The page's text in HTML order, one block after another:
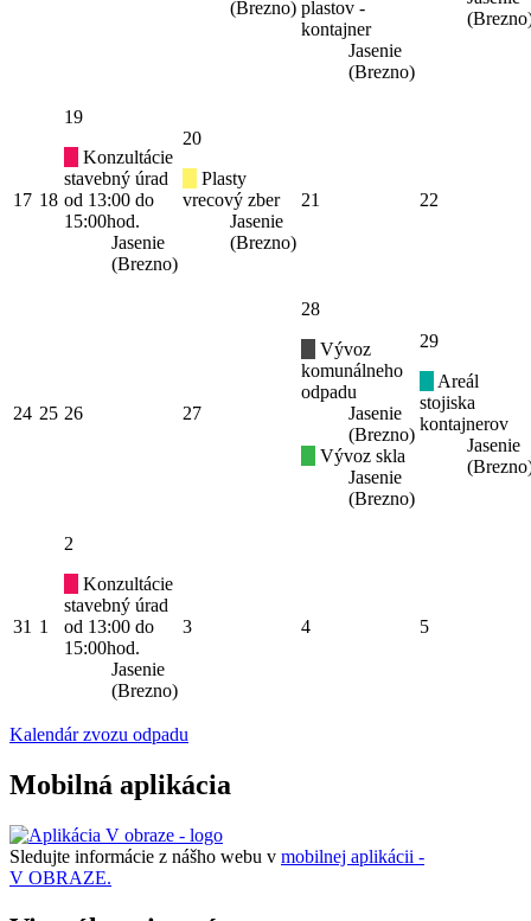
(Brezno) plastov -
kontajner
Jasenie
(Brezno)
17 18
19
Konzultácie
stavebný úrad
od 13:00 do
15:00hod.
Jasenie
(Brezno)
20
Plasty
vrecový zber
Jasenie
(Brezno)
21 22
24 25 26 27
28
Vývoz
komunálneho
odpadu
Jasenie
(Brezno)
Vývoz skla
Jasenie
(Brezno)
29
Areál
stojiska
kontajnerov
Jasenie
31 1
2
Konzultácie
stavebný úrad
od 13:00 do
15:00hod.
Jasenie
(Brezno)
3 4 5
Kalendár zvozu odpadu
Mobilná aplikácia
Sledujte informácie z nášho webu v mobilnej aplikácii -
V OBRAZE.